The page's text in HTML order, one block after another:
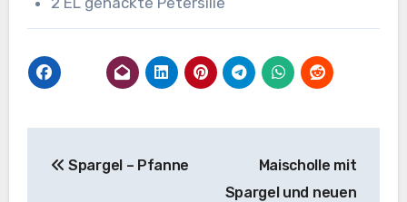
Spargel – Pfanne
Maischolle mit
Spargel und neuen